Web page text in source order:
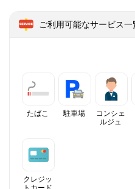
ご利用可能なサービス一
たばこ 駐車場
コンシェ
ルジュ
クレジッ